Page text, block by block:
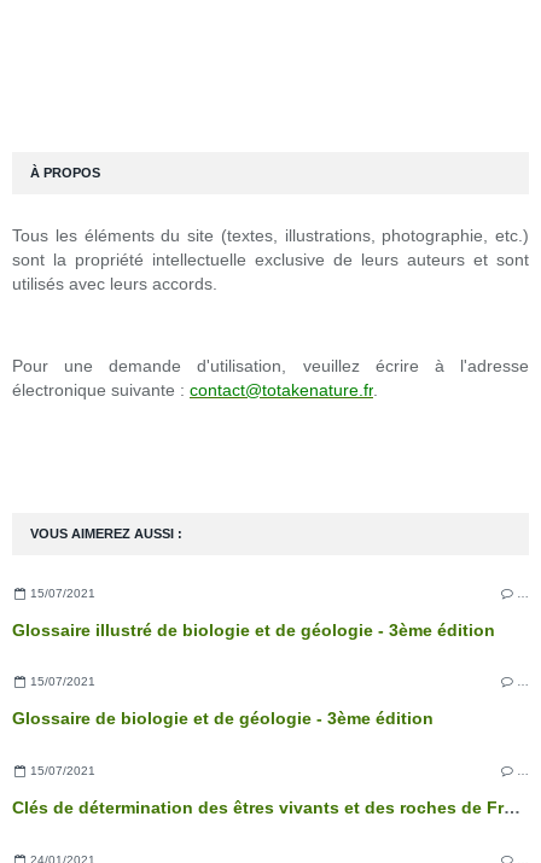
VOUS AIMEREZ AUSSI :
15/07/2021
Glossaire illustré de biologie et de géologie - 3ème édition
15/07/2021 …
Glossaire de biologie et de géologie - 3ème édition
15/07/2021
Clés de détermination des êtres vivants et des roches de France - 3ème édition
24/01/2021
À PROPOS
Tous les éléments du site (textes, illustrations, photographie, etc.)
sont la propriété intellectuelle exclusive de leurs auteurs et sont
utilisés avec leurs accords.
Pour une demande d'utilisation, veuillez écrire à l'adresse
électronique suivante : contact@totakenature.fr